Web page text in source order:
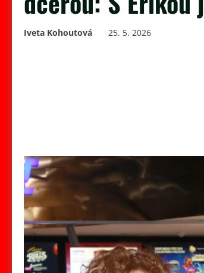
Iveta Kohoutová 25. 5. 2026